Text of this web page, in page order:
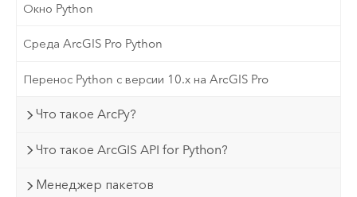
Окно Python
Среда ArcGIS Pro Python
Перенос Python с версии 10.х на ArcGIS Pro
Что такое ArcPy?
Что такое ArcGIS API for Python?
Менеджер пакетов